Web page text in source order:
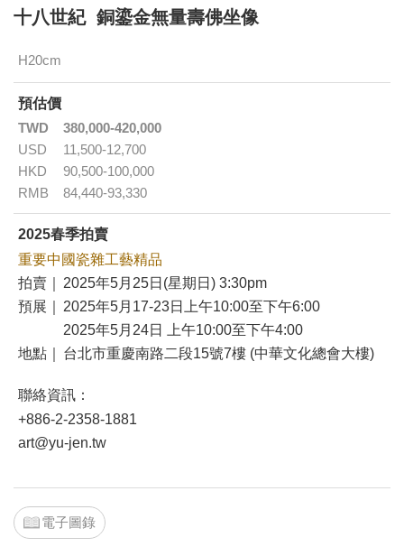
十八世紀 銅鎏金無量壽佛坐像
H20cm
預估價
TWD
380,000-420,000
USD
11,500-12,700
HKD
90,500-100,000
RMB
84,440-93,330
2025春季拍賣
重要中國瓷雜工藝精品
拍賣｜
2025年5月25日(星期日) 3:30pm
預展｜
2025年5月17-23日上午10:00至下午6:00
2025年5月24日 上午10:00至下午4:00
地點｜
台北市重慶南路二段15號7樓 (中華文化總會大樓)
聯絡資訊：
+886-2-2358-1881
art@yu-jen.tw
電子圖錄